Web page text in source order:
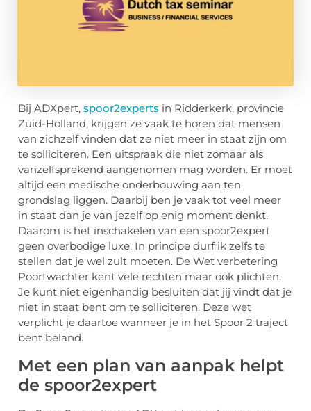
Bij ADXpert, spoor2experts in Ridderkerk, provincie
Zuid-Holland, krijgen ze vaak te horen dat mensen
van zichzelf vinden dat ze niet meer in staat zijn om
te solliciteren. Een uitspraak die niet zomaar als
vanzelfsprekend aangenomen mag worden. Er moet
altijd een medische onderbouwing aan ten
grondslag liggen. Daarbij ben je vaak tot veel meer
in staat dan je van jezelf op enig moment denkt.
Daarom is het inschakelen van een spoor2expert
geen overbodige luxe. In principe durf ik zelfs te
stellen dat je wel zult moeten. De Wet verbetering
Poortwachter kent vele rechten maar ook plichten.
Je kunt niet eigenhandig besluiten dat jij vindt dat je
niet in staat bent om te solliciteren. Deze wet
verplicht je daartoe wanneer je in het Spoor 2 traject
bent beland.
Met een plan van aanpak helpt
de spoor2expert